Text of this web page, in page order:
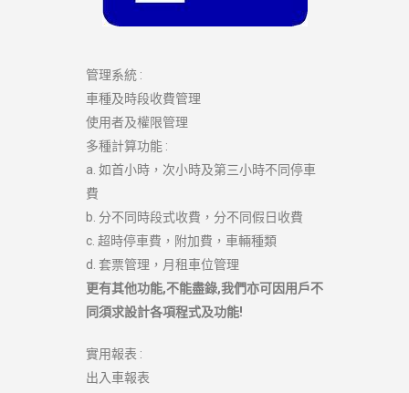
管理系統 :
車種及時段收費管理
使用者及權限管理
多種計算功能 :
a. 如首小時，次小時及第三小時不同停車
費
b. 分不同時段式收費，分不同假日收費
c. 超時停車費，附加費，車輛種類
d. 套票管理，月租車位管理
更有其他功能,不能盡錄,我們亦可因用戶不
同須求設計各項程式及功能!
實用報表 :
出入車報表